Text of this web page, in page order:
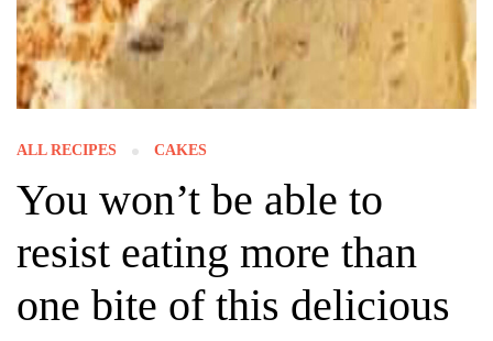
ALL RECIPES CAKES
You won’t be able to
resist eating more than
one bite of this delicious